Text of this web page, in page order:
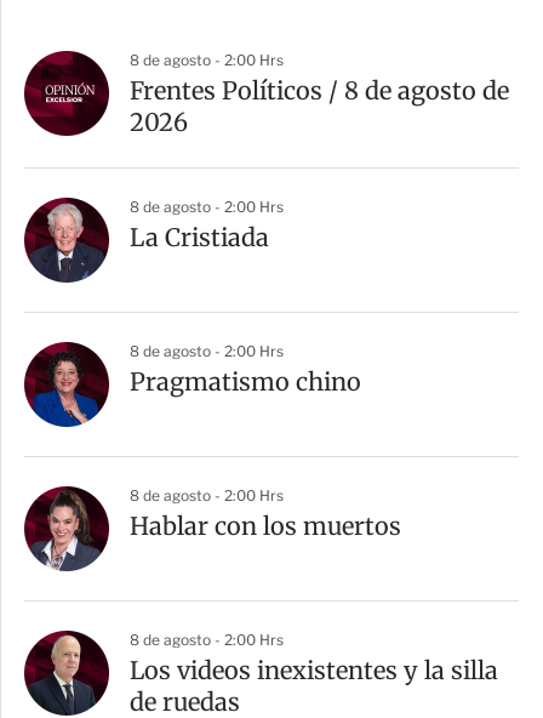
8 de agosto - 2:00 Hrs
Frentes Políticos / 8 de agosto de
2026
8 de agosto - 2:00 Hrs
La Cristiada
8 de agosto - 2:00 Hrs
Pragmatismo chino
8 de agosto - 2:00 Hrs
Hablar con los muertos
8 de agosto - 2:00 Hrs
Los videos inexistentes y la silla
de ruedas